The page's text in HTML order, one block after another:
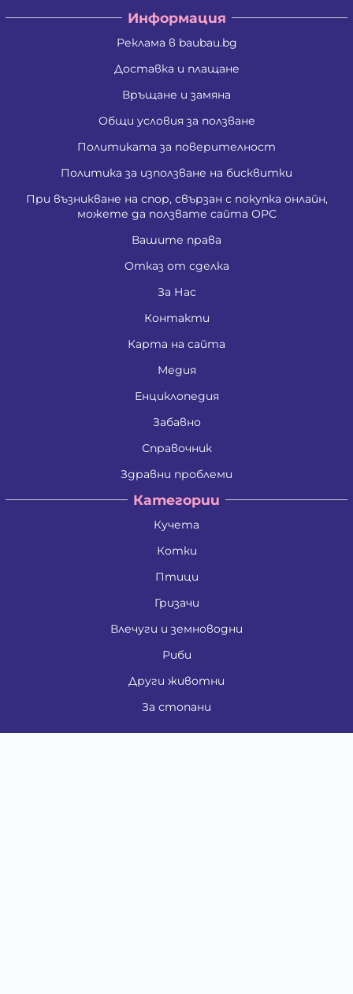
Информация
Реклама в baubau.bg
Доставка и плащане
Връщане и замяна
Общи условия за ползване
Политиката за поверителност
Политика за използване на бисквитки
При възникване на спор, свързан с покупка онлайн,
можете да ползвате сайта ОРС
Вашите права
Отказ от сделка
За Нас
Контакти
Карта на сайта
Медия
Енциклопедия
Забавно
Справочник
Здравни проблеми
Категории
Кучета
Котки
Птици
Гризачи
Влечуги и земноводни
Риби
Други животни
За стопани